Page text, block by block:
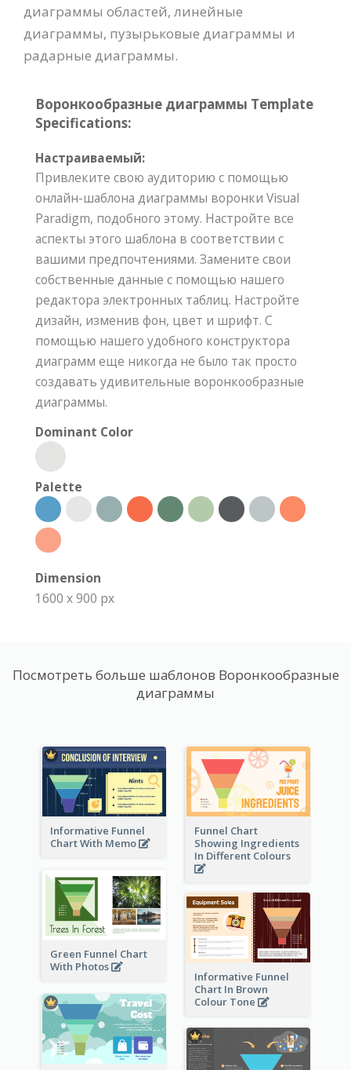
диаграммы областей, линейные
диаграммы, пузырьковые диаграммы и
радарные диаграммы.
Воронкообразные диаграммы Template
Specifications:
Настраиваемый:
Привлеките свою аудиторию с помощью
онлайн-шаблона диаграммы воронки Visual
Paradigm, подобного этому. Настройте все
аспекты этого шаблона в соответствии с
вашими предпочтениями. Замените свои
собственные данные с помощью нашего
редактора электронных таблиц. Настройте
дизайн, изменив фон, цвет и шрифт. С
помощью нашего удобного конструктора
диаграмм еще никогда не было так просто
создавать удивительные воронкообразные
диаграммы.
Dominant Color
Palette
Dimension
1600 x 900 px
Посмотреть больше шаблонов Воронкообразные
диаграммы
Informative Funnel
Chart With Memo
Funnel Chart
Showing Ingredients
In Different Colours
Green Funnel Chart
With Photos
Informative Funnel
Chart In Brown
Colour Tone